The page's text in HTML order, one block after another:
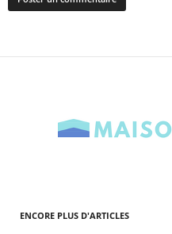
ENCORE PLUS D'ARTICLES